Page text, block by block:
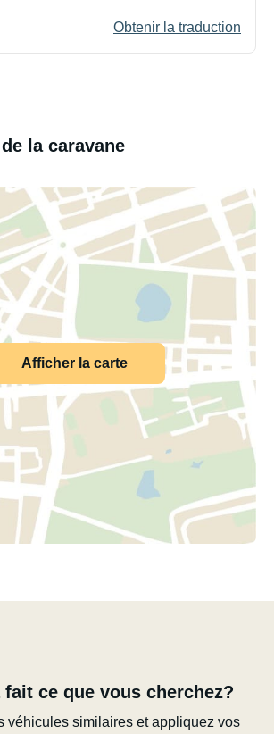
Obtenir la traduction
la caravane
Afficher la carte
fait ce que vous cherchez?
véhicules similaires et appliquez vos